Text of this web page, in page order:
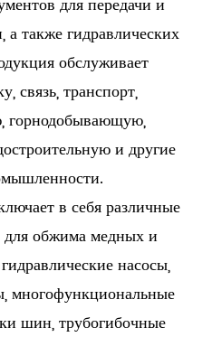
а также гидравлических
обслуживает
связь, транспорт,
горнодобывающую,
и другие
в себя различные
обжима медных и
насосы,
многофункциональные
шин, трубогибочные